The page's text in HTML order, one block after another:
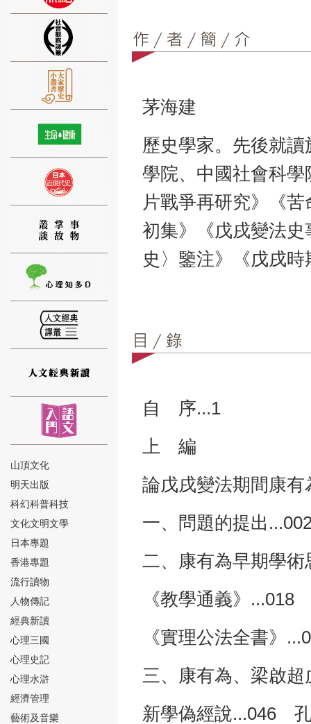
⑫
⑬
⑭
⑮
山頂文化
明天出版
科幻科普科技
文化文明文學
日本專題
香港專題
流行讀物
人物傳記
經典新讀
心理三國
心理史記
心理水滸
經濟管理
藝術及音樂
茅海建
歷史學家。先後就
學院、中國社會科
片戰爭再研究》《
初集》《戊戌變法
史〉鑒注》《戊戌
自 序...1
上 編
論戊戌變法期間康
一、問題的提出
二、康有為早期學
《教學通義》
《實理公法全書》
三、康有為、梁啟
新學偽經說...046